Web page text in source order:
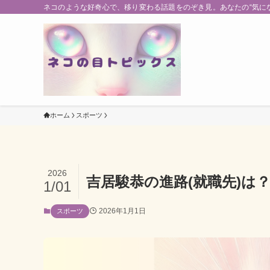
ネコのような好奇心で、移り変わる話題をのぞき見。あなたの“気
ホーム スポーツ
吉居駿恭の進路(就職先)は
2026
1/01
スポーツ 2026年1月1日